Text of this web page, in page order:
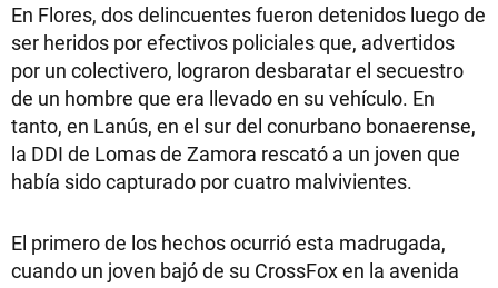
En Flores, dos delincuentes fueron detenidos luego de
ser heridos por efectivos policiales que, advertidos
por un colectivero, lograron desbaratar el secuestro
de un hombre que era llevado en su vehículo. En
tanto, en Lanús, en el sur del conurbano bonaerense,
la DDI de Lomas de Zamora rescató a un joven que
había sido capturado por cuatro malvivientes.
El primero de los hechos ocurrió esta madrugada,
cuando un joven bajó de su CrossFox en la avenida